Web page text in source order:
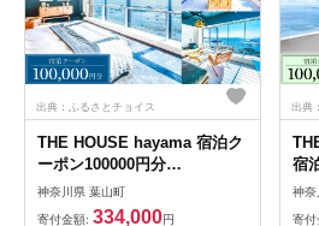
出典：ふるさとチョイス
THE HOUSE hayama 宿泊ク
ーポン100000円分
[ASCQ003]
神奈川県 葉山町
寄付金額: 334,000円
出典
宿
神奈
寄付